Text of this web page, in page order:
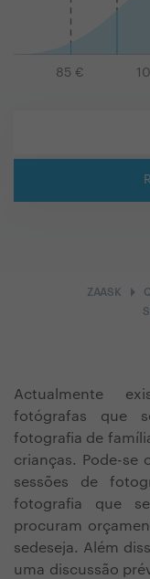
85 €
ZAASK arrow_right
Actualmente
fotógrafas que
fotografia de
crianças. Pode-se
sessões de
fotografia que
procuram
sedeseja. Além
uma discussão